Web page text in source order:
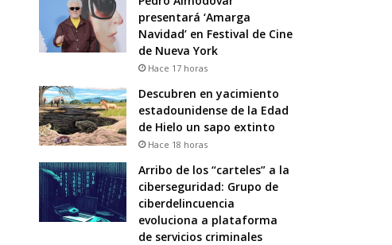
presentará ‘Amarga
Navidad’ en Festival de Cine
de Nueva York
Hace 17 horas
Descubren en yacimiento
estadounidense de la Edad
de Hielo un sapo extinto
Hace 18 horas
Arribo de los “carteles” a la
ciberseguridad: Grupo de
ciberdelincuencia
evoluciona a plataforma
de servicios criminales